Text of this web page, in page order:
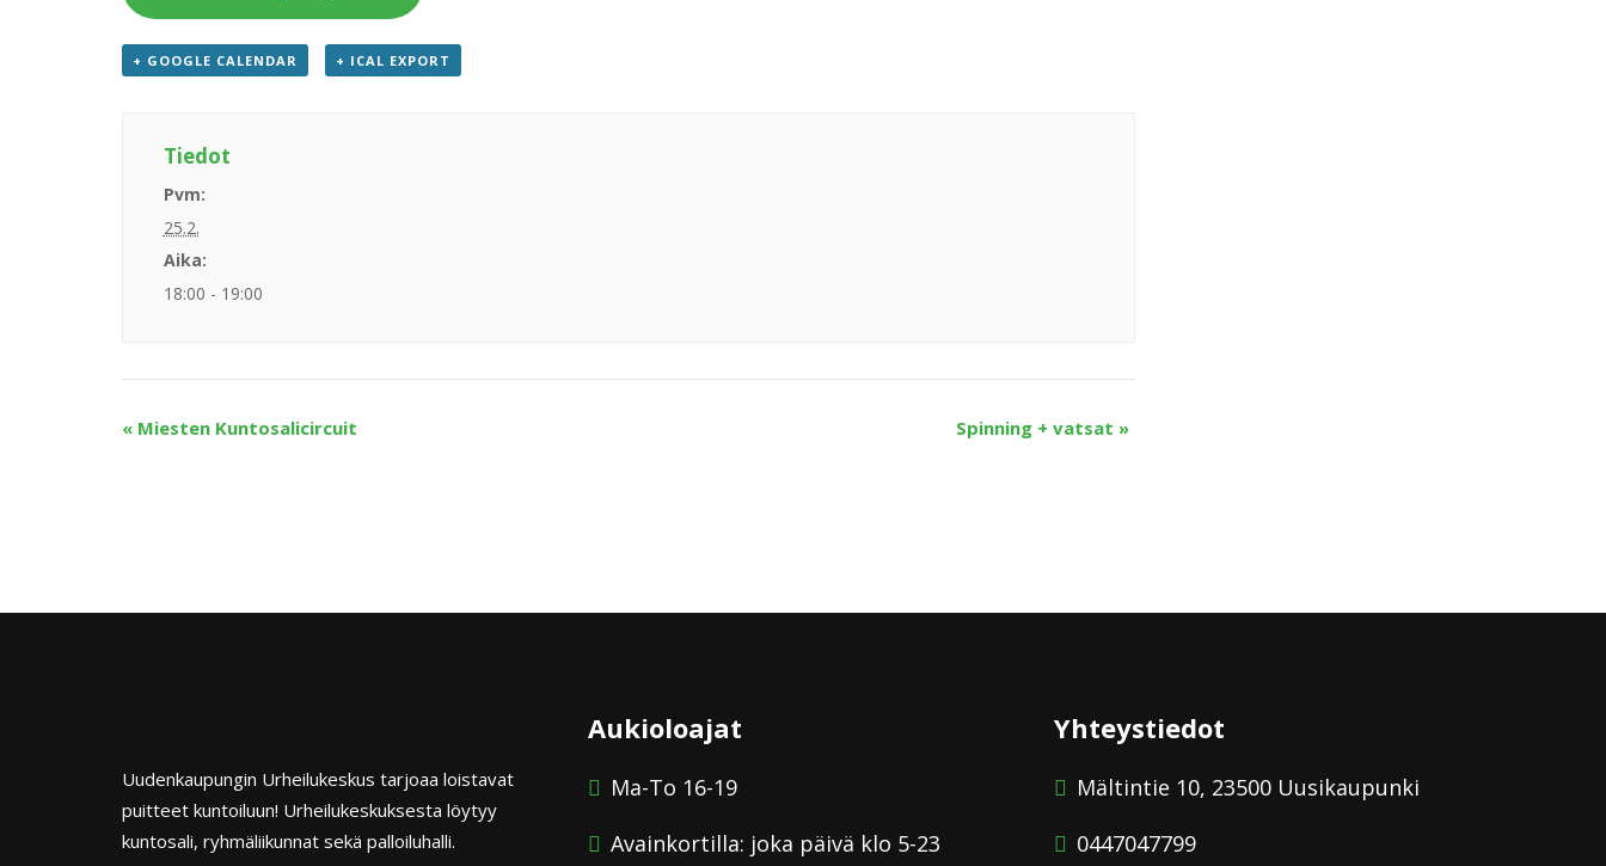
+ GOOGLE CALENDAR + ICAL EXPORT
Tiedot
Pvm:
25.2.
Aika:
18:00 - 19:00
« Miesten Kuntosalicircuit Spinning + vatsat »
Uudenkaupungin Urheilukeskus tarjoaa loistavat
puitteet kuntoiluun! Urheilukeskuksesta löytyy
kuntosali, ryhmäliikunnat sekä palloiluhalli.
Aukioloajat
Ma-To 16-19
Avainkortilla: joka päivä klo 5-23
Yhteystiedot
Mältintie 10, 23500 Uusikaupunki
0447047799